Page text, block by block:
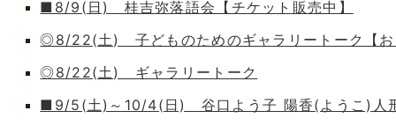
■8/9(日) 桂吉弥落語会【チケット販売中】
◎8/22(土) 子どものためのギャラリートーク【お
◎8/22(土) ギャラリートーク
■9/5(土)～10/4(日) 谷口よう子 陽香(ようこ)人